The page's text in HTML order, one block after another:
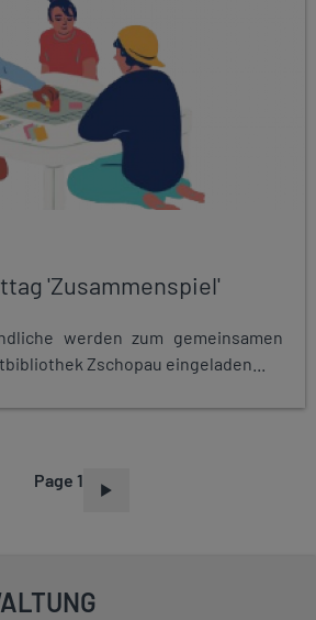
'Zusammenspiel'
werden zum gemeinsamen
Zschopau eingeladen...
Page 1